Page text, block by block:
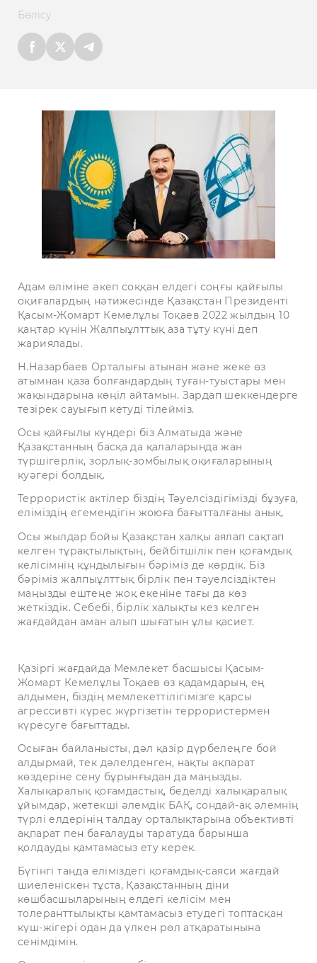
Бөлісу
Адам өліміне әкеп соққан елдегі соңғы қайғылы
оқиғалардың нәтижесінде Қазақстан Президенті
Қасым-Жомарт Кемелұлы Тоқаев 2022 жылдың 10
қаңтар күнін Жалпыұлттық аза тұту күні деп
жариялады.
Н.Назарбаев Орталығы атынан және жеке өз
атымнан қаза болғандардың туған-туыстары мен
жақындарына көңіл айтамын. Зардап шеккендерге
тезірек сауығып кетуді тілейміз.
Осы қайғылы күндері біз Алматыда және
Қазақстанның басқа да қалаларында жан
түршігерлік, зорлық-зомбылық оқиғаларының
куәгері болдық.
Террористік актілер біздің Тәуелсіздігімізді бұзуға,
еліміздің егемендігін жоюға бағытталғаны анық.
Осы жылдар бойы Қазақстан халқы аялап сақтап
келген тұрақтылықтың, бейбітшілік пен қоғамдық
келісімнің құндылығын бәріміз де көрдік. Біз
бәріміз жалпыұлттық бірлік пен тәуелсіздіктен
маңызды ештеңе жоқ екеніне тағы да көз
жеткіздік. Себебі, бірлік халықты кез келген
жағдайдан аман алып шығатын ұлы қасиет.
Қазіргі жағдайда Мемлекет басшысы Қасым-
Жомарт Кемелұлы Тоқаев өз қадамдарын, ең
алдымен, біздің мемлекеттілігімізге қарсы
агрессивті күрес жүргізетін террористермен
күресуге бағыттады.
Осыған байланысты, дәл қазір дүрбелеңге бой
алдырмай, тек дәлелденген, нақты ақпарат
көздеріне сену бұрынғыдан да маңызды.
Халықаралық қоғамдастық, беделді халықаралық
ұйымдар, жетекші әлемдік БАҚ, сондай-ақ әлемнің
түрлі елдерінің талдау орталықтарына объективті
ақпарат пен бағалауды таратуда барынша
қолдауды қамтамасыз ету керек.
Бүгінгі таңда еліміздегі қоғамдық-саяси жағдай
шиеленіскен тұста, Қазақстанның діни
көшбасшыларының елдегі келісім мен
толеранттылықты қамтамасыз етудегі топтасқан
күш-жігері одан да үлкен рөл атқаратынына
сенімдімін.